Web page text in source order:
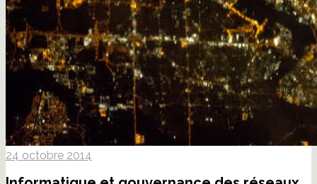
24 octobre 2014